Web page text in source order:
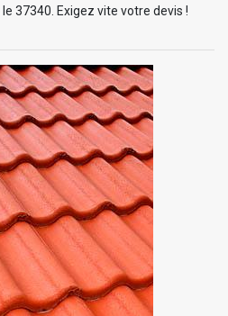
37340. Exigez vite votre devis !